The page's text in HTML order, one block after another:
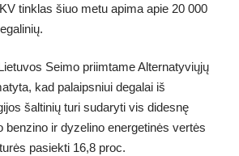
tinklas šiuo metu apima apie 20 000
Seimo priimtame Alternatyviųjų
kad palaipsniui degalai iš
šaltinių turi sudaryti vis didesnę
benzino ir dyzelino energetinės vertės
pasiekti 16,8 proc.